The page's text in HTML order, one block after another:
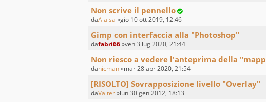
Non scrive il pennello
daAlaisa »gio 10 ott 2019, 12:46
Gimp con interfaccia alla "Photoshop"
dafabri66»ven 3 lug 2020, 21:44
Non riesco a vedere l'anteprima della
danicman»mar 28 apr 2020, 21:54
[RISOLTO] Sovrapposizione livello "Overlay"
daValter»lun 30 gen 2012, 18:13